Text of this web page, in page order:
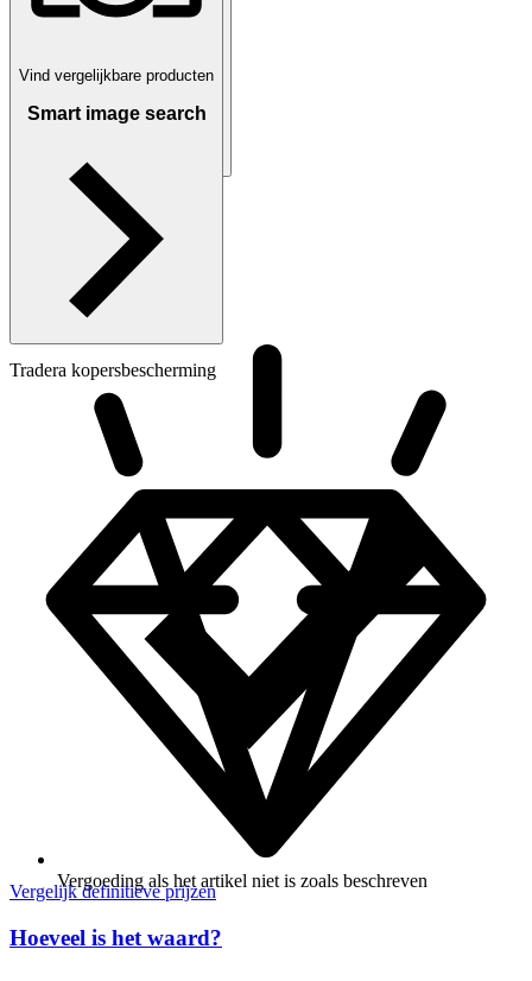
BetalingVia Tradera
Tradera kopersbescherming
Vergoeding als het artikel niet is zoals beschreven
Vind vergelijkbare producten
Smart image search
Vergelijk definitieve prijzen
Hoeveel is het waard?